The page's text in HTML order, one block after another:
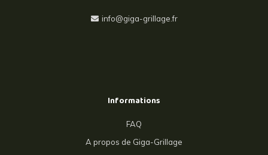
info@giga-grillage.fr
Informations
FAQ
A propos de Giga-Grillage